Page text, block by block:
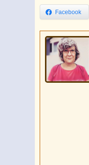
Facebook